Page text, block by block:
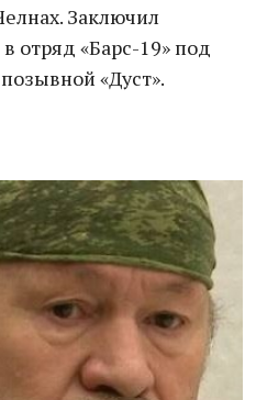
Заключил
отряд «Барс-19» под
«Дуст».